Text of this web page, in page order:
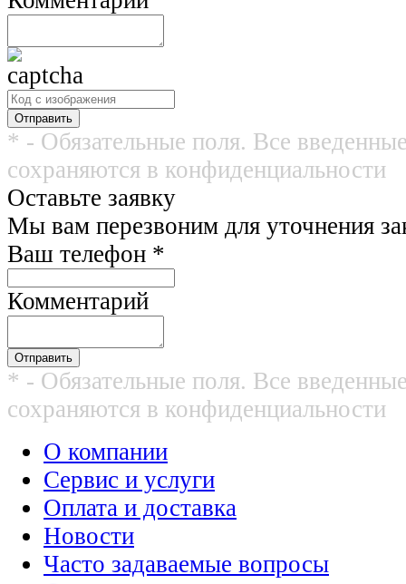
* - Обязательные поля. Все
сохраняются в конфиденциальности
Оставьте заявку
Мы вам перезвоним для уточнения
Ваш телефон *
Комментарий
* - Обязательные поля. Все
сохраняются в конфиденциальности
О компании
Сервис и услуги
Оплата и доставка
Новости
Часто задаваемые вопросы